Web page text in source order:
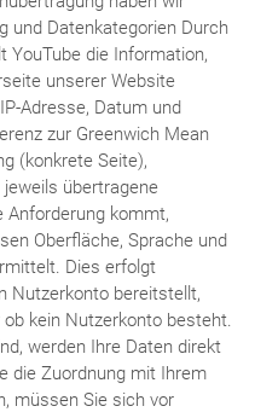
und Datenkategorien Durch
YouTube die Information,
unserer Website
Adresse, Datum und
zur Greenwich Mean
(konkrete Seite),
übertragene
Anforderung kommt,
Oberfläche, Sprache und
Dies erfolgt
Nutzerkonto bereitstellt,
kein Nutzerkonto besteht.
werden Ihre Daten direkt
die Zuordnung mit Ihrem
müssen Sie sich vor